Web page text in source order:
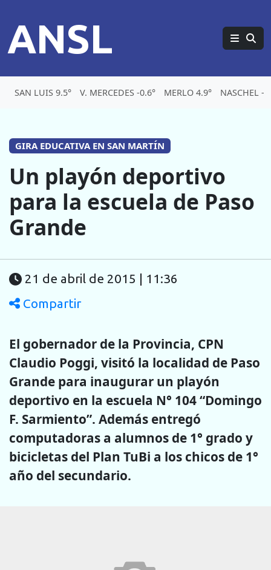
ANSL
SAN LUIS 9.5° V. MERCEDES -0.6° MERLO 4.9° NASCHEL -
GIRA EDUCATIVA EN SAN MARTÍN
Un playón deportivo
para la escuela de Paso
Grande
21 de abril de 2015 | 11:36
Compartir
El gobernador de la Provincia, CPN
Claudio Poggi, visitó la localidad de Paso
Grande para inaugurar un playón
deportivo en la escuela N° 104 “Domingo
F. Sarmiento”. Además entregó
computadoras a alumnos de 1° grado y
bicicletas del Plan TuBi a los chicos de 1°
año del secundario.